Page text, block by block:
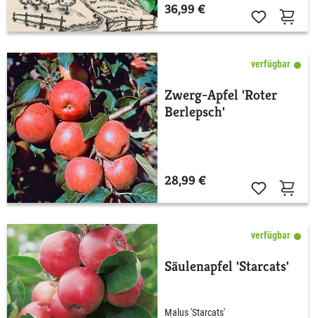
36,99 €
verfügbar
Zwerg-Apfel 'Roter
Berlepsch'
28,99 €
verfügbar
Säulenapfel 'Starcats'
Malus 'Starcats'